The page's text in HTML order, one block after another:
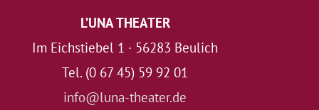
L’UNA THEATER
Im Eichstiebel 1 · 56283 Beulich
Tel. (0 67 45) 59 92 01
info@luna-theater.de